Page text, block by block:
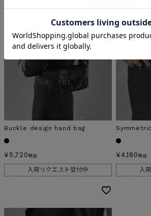
Buckle design hand bag
¥ 5,720 税込
入荷リクエスト受付中
¥4,180 税込
入